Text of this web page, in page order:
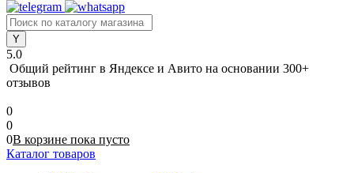
5.0
Общий рейтинг в Яндексе и Авито на основании 300+
отзывов
0
0
0В корзине пока пусто
Каталог товаров